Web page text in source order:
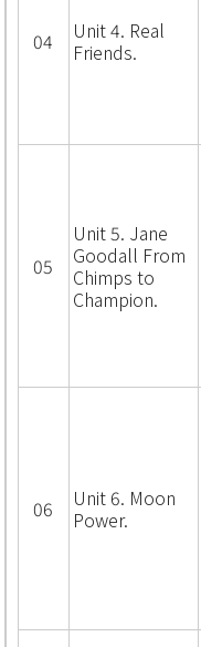
04
Unit 4. Real
Friends.
05
Unit 5. Jane
Goodall From
Chimps to
Champion.
06
Unit 6. Moon
Power.